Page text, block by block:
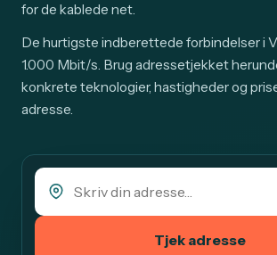
for de kablede net.
De hurtigste indberettede forbindelser i
1.000 Mbit/s. Brug adressetjekket
konkrete teknologier, hastigheder og
adresse.
Tjek adresse